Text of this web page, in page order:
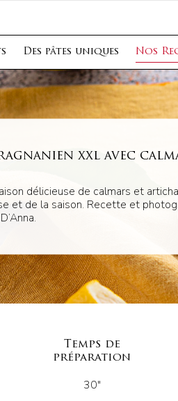
Des pâtes uniques Nos
xxl avec
délicieuse de calmars et
et de la saison. Recette et
Temps de
préparation
30"